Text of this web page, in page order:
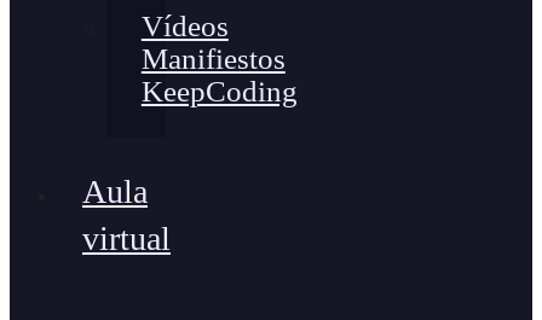
Vídeos
Manifiestos
KeepCoding
Aula
virtual